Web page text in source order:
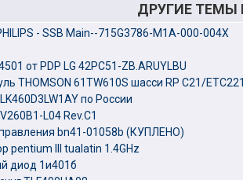
ДРУГИЕ ТЕМЫ
- SSB Main--715G3786-M1A-000-004X
от PDP LG 42PC51-ZB.ARUYLBU
THOMSON 61TW610S шасси RP C21/
по России
L04 Rev.C1
bn41-01058b (КУПЛЕНО)
pentium III tualatin 1.4GHz
диод 1и401б